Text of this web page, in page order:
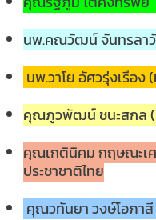
นพ.คณวัฒน์ จันทรลา
นพ.วาโย อัศวรุ่งเรือ
คุณภูวพัฒน์ ชนะสกล (
คุณเกตินิคม กฤษณะเ
ประชาชาติไทย
คุณวทันยา วงษ์โอภา